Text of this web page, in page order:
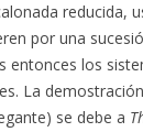
reducida,
por una
entonces los
La
se debe a